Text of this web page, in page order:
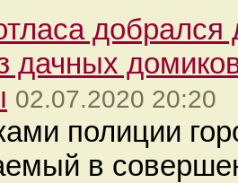
дачных
02.07.2020 20:20
полиции
в